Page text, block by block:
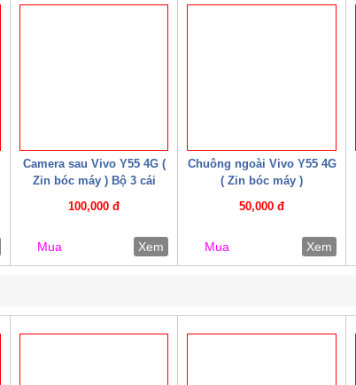
Camera sau Vivo Y55 4G (
Zin bóc máy ) Bộ 3 cái
100,000 đ
Mua Xem
Chuông ngoài Vivo Y55 4G
( Zin bóc máy )
50,000 đ
Mua Xem